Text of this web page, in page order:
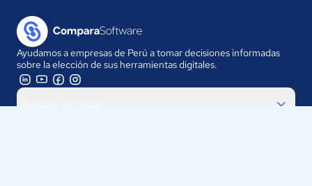
Ayudamos a empresas de Perú a tomar decisiones informadas
sobre la elección de sus herramientas digitales.